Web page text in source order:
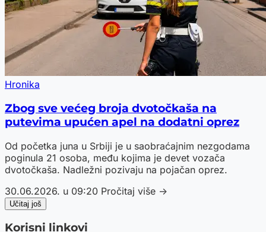
Hronika
Zbog sve većeg broja dvotočkaša na
putevima upućen apel na dodatni oprez
Od početka juna u Srbiji je u saobraćajnim nezgodama
poginula 21 osoba, među kojima je devet vozača
dvotočkaša. Nadležni pozivaju na pojačan oprez.
30.06.2026. u 09:20 Pročitaj više →
Učitaj još
Korisni linkovi